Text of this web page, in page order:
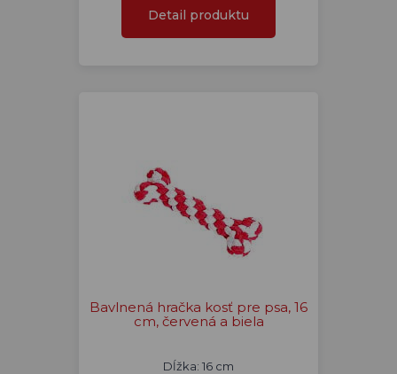
Detail produktu
Bavlnená hračka kosť pre psa, 16
cm, červená a biela
Dĺžka: 16 cm